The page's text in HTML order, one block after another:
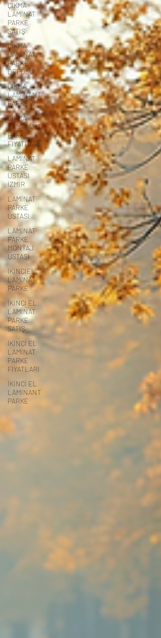
ÇIKMA
LAMİNAT
PARKE
SATIŞ
ÇIKMA
LAMİNAT
PARKE
DEPOSU
ÇIKMA
LAMİNANT
PARKE
ÇIKMA
LAMİNANT
PARKE
FİYATLARI
LAMİNAT
PARKE
USTASI
İZMİR
LAMİNAT
PARKE
USTASI
LAMİNAT
PARKE
MONTAJ
USTASI
İKİNCİEL
LAMİNAT
PARKE
İKİNCİ EL
LAMİNAT
PARKE
SATIŞ
İKİNCİ EL
LAMİNAT
PARKE
FİYATLARI
İKİNCİ EL
LAMİNANT
PARKE